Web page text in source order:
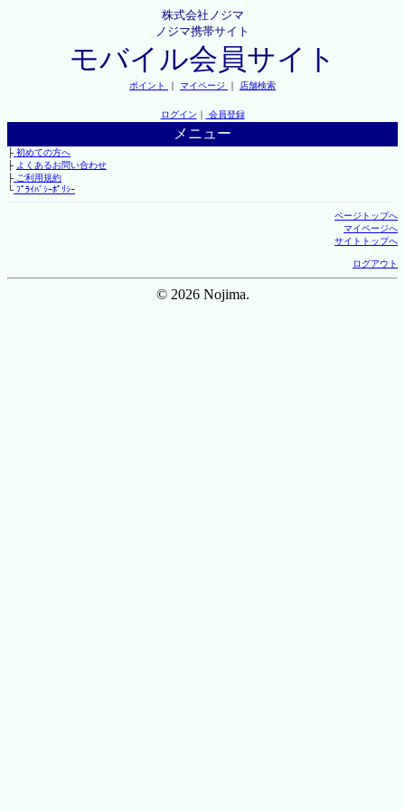
株式会社ノジマ
ノジマ携帯サイト
モバイル会員サイト
ポイント ｜ マイページ ｜ 店舗検索
ログイン ｜ 会員登録
メニュー
├初めての方へ
├ よくあるお問い合わせ
├ご利用規約
└ﾌﾟﾗｲﾊﾞｼｰﾎﾟﾘｼｰ
ページトップへ
マイページへ
サイトトップへ
ログアウト
© 2026 Nojima.